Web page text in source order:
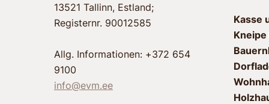
13521 Tallinn, Estland;
Registernr. 90012585
Allg. Informationen: +372 654
9100
info@evm.ee
Kasse
Kneipe